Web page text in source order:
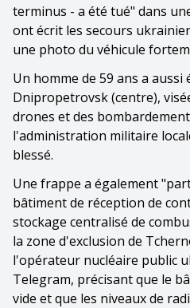
terminus - a été tué" dans
ont écrit les secours
une photo du véhicule
Un homme de 59 ans a
Dnipropetrovsk (centre),
drones et des
l'administration militaire
blessé.
Une frappe a également
bâtiment de réception de
stockage centralisé de
la zone d'exclusion de
l'opérateur nucléaire public
Telegram, précisant que le
vide et que les niveaux de